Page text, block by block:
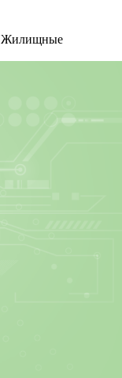
Жилищные